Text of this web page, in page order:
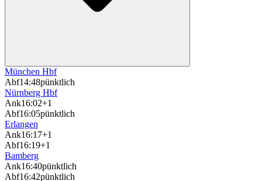
München Hbf
Abf14:48pünktlich
Nürnberg Hbf
Ank16:02+1
Abf16:05pünktlich
Erlangen
Ank16:17+1
Abf16:19+1
Bamberg
Ank16:40pünktlich
Abf16:42pünktlich